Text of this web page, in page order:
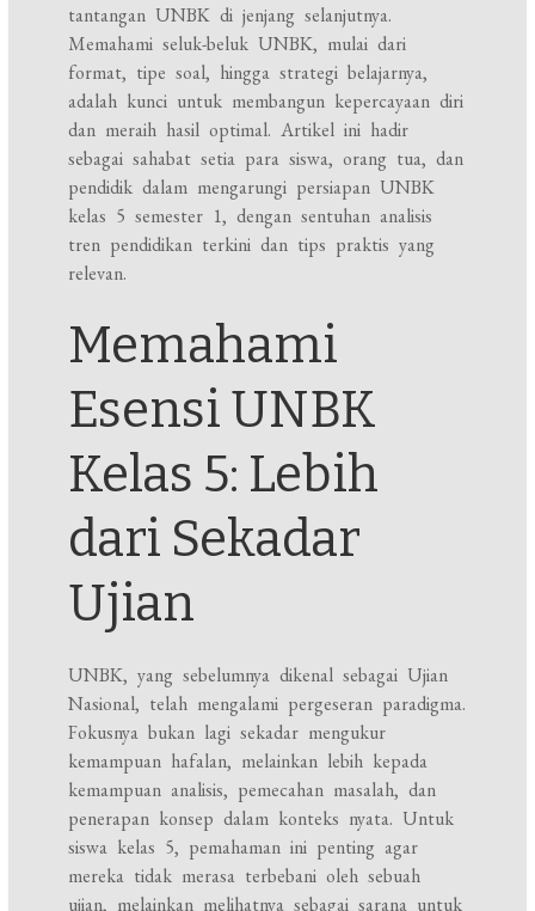
tantangan UNBK di jenjang selanjutnya.
Memahami seluk-beluk UNBK, mulai dari
format, tipe soal, hingga strategi belajarnya,
adalah kunci untuk membangun kepercayaan diri
dan meraih hasil optimal. Artikel ini hadir
sebagai sahabat setia para siswa, orang tua, dan
pendidik dalam mengarungi persiapan UNBK
kelas 5 semester 1, dengan sentuhan analisis
tren pendidikan terkini dan tips praktis yang
relevan.
Memahami
Esensi UNBK
Kelas 5: Lebih
dari Sekadar
Ujian
UNBK, yang sebelumnya dikenal sebagai Ujian
Nasional, telah mengalami pergeseran paradigma.
Fokusnya bukan lagi sekadar mengukur
kemampuan hafalan, melainkan lebih kepada
kemampuan analisis, pemecahan masalah, dan
penerapan konsep dalam konteks nyata. Untuk
siswa kelas 5, pemahaman ini penting agar
mereka tidak merasa terbebani oleh sebuah
ujian, melainkan melihatnya sebagai sarana untuk